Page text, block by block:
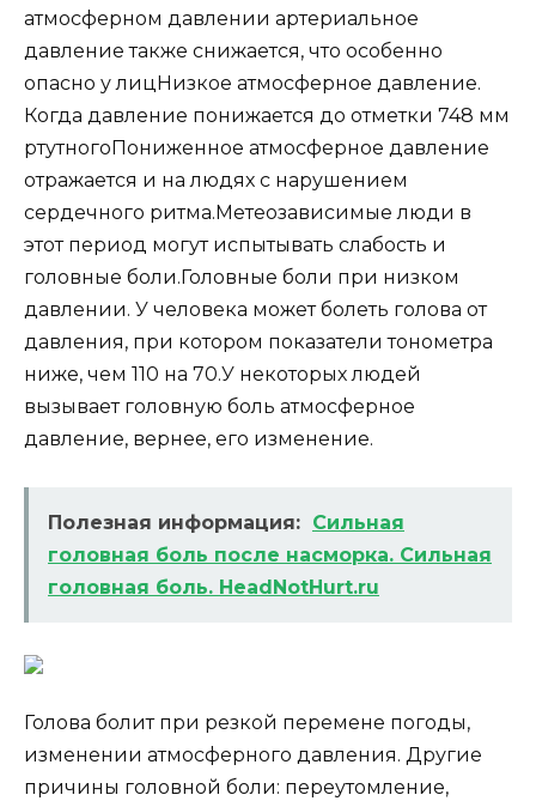
атмосферном давлении артериальное
давление также снижается, что особенно
опасно у лицНизкое атмосферное давление.
Когда давление понижается до отметки 748 мм
ртутногоПониженное атмосферное давление
отражается и на людях с нарушением
сердечного ритма.Метеозависимые люди в
этот период могут испытывать слабость и
головные боли.Головные боли при низком
давлении. У человека может болеть голова от
давления, при котором показатели тонометра
ниже, чем 110 на 70.У некоторых людей
вызывает головную боль атмосферное
давление, вернее, его изменение.
Полезная информация: Сильная
головная боль после насморка. Сильная
головная боль. HeadNotHurt.ru
Голова болит при резкой перемене погоды,
изменении атмосферного давления. Другие
причины головной боли: переутомление,